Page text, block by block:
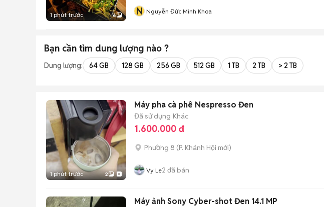
1 phút trước 6 N Nguyễn Đức Minh Khoa
Bạn cần tìm dung lượng nào ?
Dung lượng: 64 GB 128 GB 256 GB 512 GB 1 TB 2 TB > 2 TB
1 phút trước 2
Máy pha cà phê Nespresso Đen
Đã sử dụng Khác
1.600.000 đ
Phường 8 (P. Khánh Hội mới)
Vy Le2 đã bán
Máy ảnh Sony Cyber-shot Đen 14.1 MP